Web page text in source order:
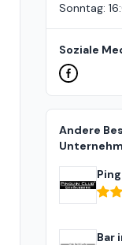
Sonntag:
Soziale
Andere
Bar